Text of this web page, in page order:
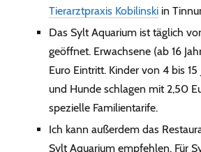
Tierarztpraxis Kobilinski in
Das Sylt Aquarium ist täglich
geöffnet. Erwachsene (ab 16
Euro Eintritt. Kinder von 4 bis 15
und Hunde schlagen mit 2,50
spezielle Familientarife.
Ich kann außerdem das
Sylt Aquarium empfehlen. Für